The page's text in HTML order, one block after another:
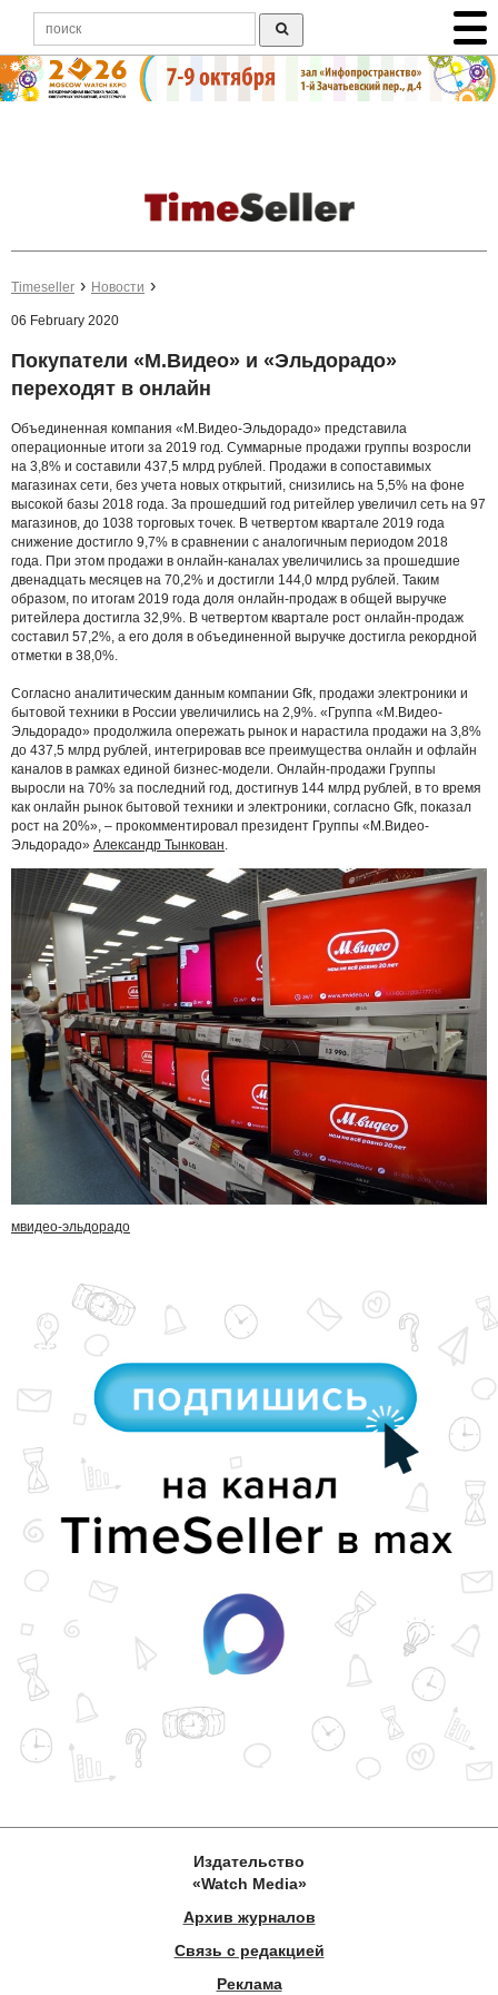
Timeseller Новости
06 February 2020
Покупатели «М.Видео» и «Эльдорадо»
переходят в онлайн
Объединенная компания «М.Видео-Эльдорадо» представила
операционные итоги за 2019 год. Суммарные продажи группы возросли
на 3,8% и составили 437,5 млрд рублей. Продажи в сопоставимых
магазинах сети, без учета новых открытий, снизились на 5,5% на фоне
высокой базы 2018 года. За прошедший год ритейлер увеличил сеть на 97
магазинов, до 1038 торговых точек. В четвертом квартале 2019 года
снижение достигло 9,7% в сравнении с аналогичным периодом 2018
года. При этом продажи в онлайн-каналах увеличились за прошедшие
двенадцать месяцев на 70,2% и достигли 144,0 млрд рублей. Таким
образом, по итогам 2019 года доля онлайн-продаж в общей выручке
ритейлера достигла 32,9%. В четвертом квартале рост онлайн-продаж
составил 57,2%, а его доля в объединенной выручке достигла рекордной
отметки в 38,0%.
Согласно аналитическим данным компании Gfk, продажи электроники и
бытовой техники в России увеличились на 2,9%. «Группа «М.Видео-
Эльдорадо» продолжила опережать рынок и нарастила продажи на 3,8%
до 437,5 млрд рублей, интегрировав все преимущества онлайн и офлайн
каналов в рамках единой бизнес-модели. Онлайн-продажи Группы
выросли на 70% за последний год, достигнув 144 млрд рублей, в то время
как онлайн рынок бытовой техники и электроники, согласно Gfk, показал
рост на 20%», – прокомментировал президент Группы «М.Видео-
Эльдорадо» Александр Тынкован.
мвидео-эльдорадо
Издательство
«Watch Media»
Архив журналов
Связь с редакцией
Реклама